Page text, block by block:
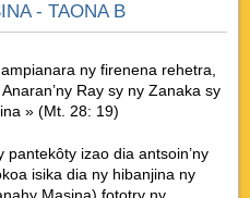
- TAONA B
ny firenena rehetra,
Ray sy ny Zanaka sy
» (Mt. 28: 19)
pantekôty izao dia antsoin’ny
isika dia ny hibanjina ny